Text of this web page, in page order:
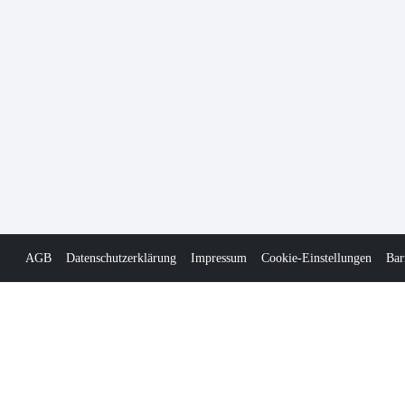
AGB Datenschutzerklärung Impressum Cookie-Einstellungen